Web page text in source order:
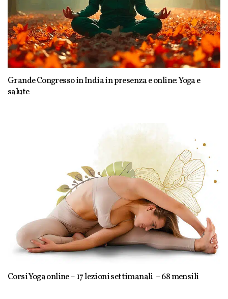
Grande Congresso in India in presenza e online: Yoga e
salute
Corsi Yoga online – 17 lezioni settimanali – 68 mensili